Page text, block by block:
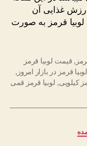
غذایی آن
لوبیا قرمز به صورت
, قیمت لوبیا قرمز
قرمز در بازار امروز ,
کیلویی, لوبیا قرمز قمی